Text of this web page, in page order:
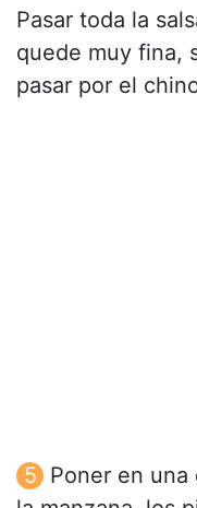
Pasar toda la
quede muy fina,
pasar por el
Poner en una